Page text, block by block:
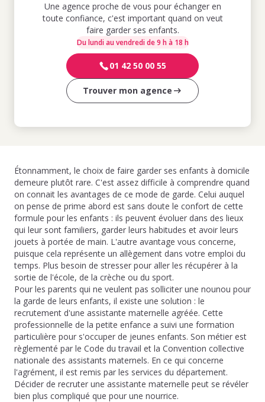
Une agence proche de vous pour échanger en
toute confiance, c'est important quand on veut
faire garder ses enfants.
Du lundi au vendredi de 9 h à 18 h
01 42 50 00 55
Trouver mon agence
Étonnamment, le choix de faire garder ses enfants à domicile
demeure plutôt rare. C'est assez difficile à comprendre quand
on connait les avantages de ce mode de garde. Celui auquel
on pense de prime abord est sans doute le confort de cette
formule pour les enfants : ils peuvent évoluer dans des lieux
qui leur sont familiers, garder leurs habitudes et avoir leurs
jouets à portée de main. L'autre avantage vous concerne,
puisque cela représente un allègement dans votre emploi du
temps. Plus besoin de stresser pour aller les récupérer à la
sortie de l'école, de la crèche ou du sport.
Pour les parents qui ne veulent pas solliciter une nounou pour
la garde de leurs enfants, il existe une solution : le
recrutement d'une assistante maternelle agréée. Cette
professionnelle de la petite enfance a suivi une formation
particulière pour s'occuper de jeunes enfants. Son métier est
règlementé par le Code du travail et la Convention collective
nationale des assistants maternels. En ce qui concerne
l'agrément, il est remis par les services du département.
Décider de recruter une assistante maternelle peut se révéler
bien plus compliqué que pour une nourrice.